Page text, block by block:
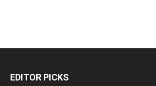
EDITOR PICKS